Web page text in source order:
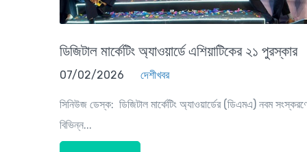
ডিজিটাল মার্কেটিং অ্যাওয়ার্ডে এশিয়াটিকের ২১ পুরস্কার
07/02/2026 দেশীখবর
সিনিউজ ডেস্ক: ডিজিটাল মার্কেটিং অ্যাওয়ার্ডের (ডিএমএ) নবম
বিভিন্ন...